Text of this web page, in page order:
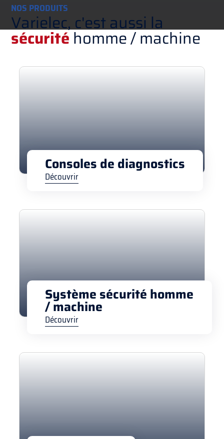
NOS PRODUITS
Varielec, c'est aussi la
sécuritéhomme / machine
Consoles de diagnostics
Découvrir
Système sécurité homme
/ machine
Découvrir